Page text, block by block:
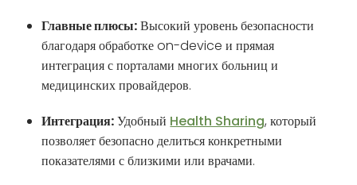
Главные плюсы:Высокий уровень безопасности
благодаря обработке on-device и прямая
интеграция с порталами многих больниц и
медицинских провайдеров.
Интеграция:Удобный Health Sharing, который
позволяет безопасно делиться конкретными
показателями с близкими или врачами.